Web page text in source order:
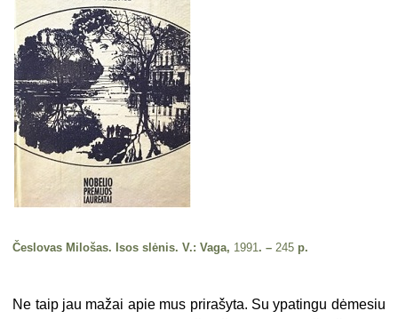
Česlovas Milošas. Isos slėnis. V.: Vaga, 1991. –245 p.
Ne taip jau mažai apie mus prira­šyta. Su ypatingu dėmesiu